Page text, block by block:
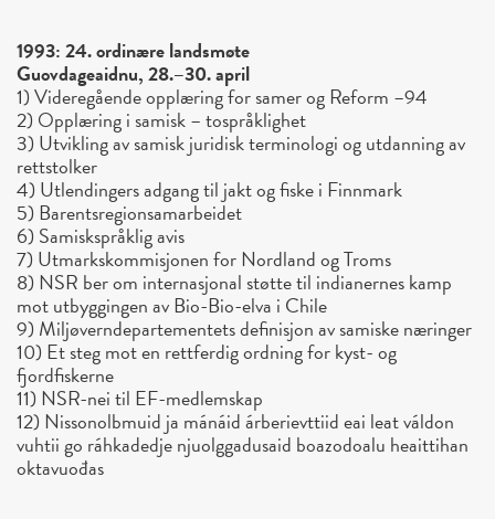
1993: 24. ordinære landsmøte
Guovdageaidnu, 28.–30. april
1) Videregående opplæring for samer og Reform –94
2) Opplæring i samisk – tospråklighet
3) Utvikling av samisk juridisk terminologi og utdanning av
rettstolker
4) Utlendingers adgang til jakt og fiske i Finnmark
5) Barentsregionsamarbeidet
6) Samiskspråklig avis
7) Utmarkskommisjonen for Nordland og Troms
8) NSR ber om internasjonal støtte til indianernes kamp
mot utbyggingen av Bio-Bio-elva i Chile
9) Miljøverndepartementets definisjon av samiske næringer
10) Et steg mot en rettferdig ordning for kyst- og
fjordfiskerne
11) NSR-nei til EF-medlemskap
12) Nissonolbmuid ja mánáid árberievttiid eai leat váldon
vuhtii go ráhkadedje njuolggadusaid boazodoalu heaittihan
oktavuođas